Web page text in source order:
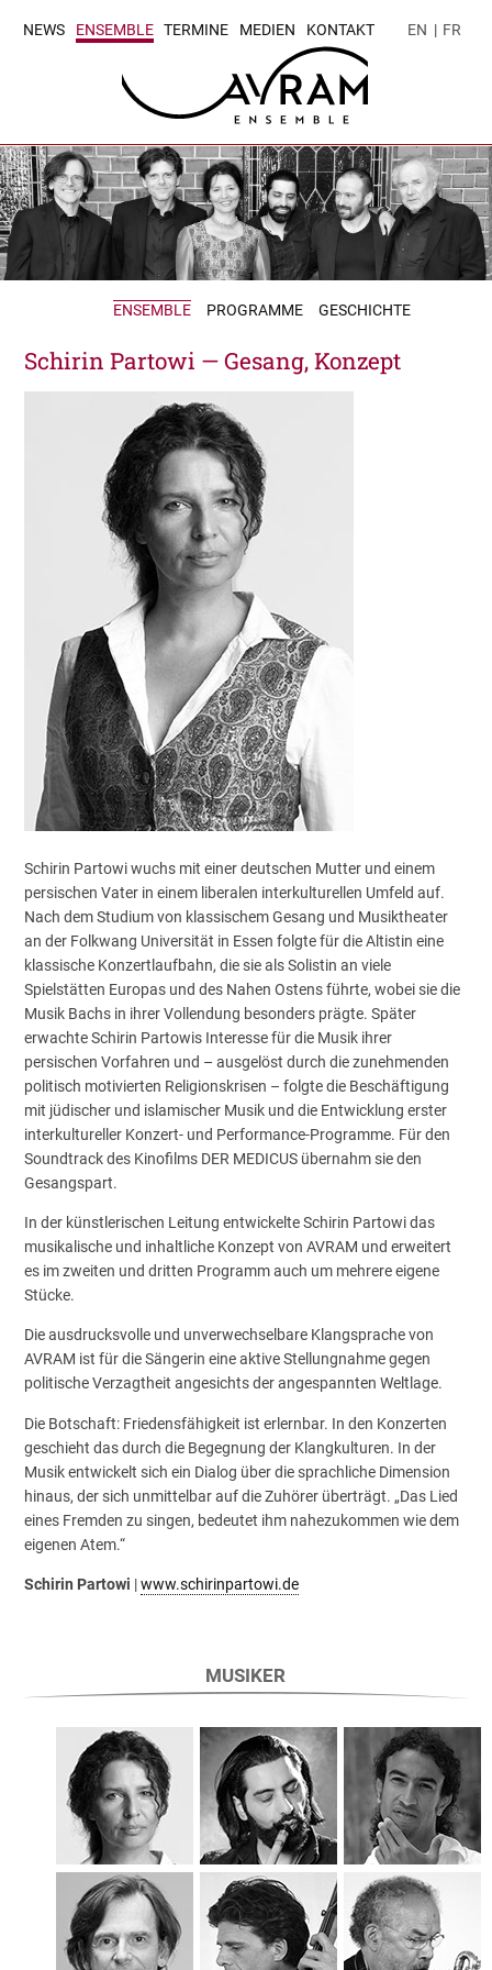
NEWS ENSEMBLE TERMINE MEDIEN KONTAKT EN | FR
ENSEMBLE PROGRAMME GESCHICHTE
Schirin Partowi — Gesang, Konzept
Schirin Partowi wuchs mit einer deutschen Mutter und einem
persischen Vater in einem liberalen interkulturellen Umfeld auf.
Nach dem Studium von klassischem Gesang und Musiktheater
an der Folkwang Universität in Essen folgte für die Altistin eine
klassische Konzertlaufbahn, die sie als Solistin an viele
Spielstätten Europas und des Nahen Ostens führte, wobei sie die
Musik Bachs in ihrer Vollendung besonders prägte. Später
erwachte Schirin Partowis Interesse für die Musik ihrer
persischen Vorfahren und – ausgelöst durch die zunehmenden
politisch motivierten Religionskrisen – folgte die Beschäftigung
mit jüdischer und islamischer Musik und die Entwicklung erster
interkultureller Konzert- und Performance-Programme. Für den
Soundtrack des Kinofilms DER MEDICUS übernahm sie den
Gesangspart.
In der künstlerischen Leitung entwickelte Schirin Partowi das
musikalische und inhaltliche Konzept von AVRAM und erweitert
es im zweiten und dritten Programm auch um mehrere eigene
Stücke.
Die ausdrucksvolle und unverwechselbare Klangsprache von
AVRAM ist für die Sängerin eine aktive Stellungnahme gegen
politische Verzagtheit angesichts der angespannten Weltlage.
Die Botschaft: Friedensfähigkeit ist erlernbar. In den Konzerten
geschieht das durch die Begegnung der Klangkulturen. In der
Musik entwickelt sich ein Dialog über die sprachliche Dimension
hinaus, der sich unmittelbar auf die Zuhörer überträgt. „Das Lied
eines Fremden zu singen, bedeutet ihm nahezukommen wie dem
eigenen Atem.“
Schirin Partowi |www.schirinpartowi.de
MUSIKER